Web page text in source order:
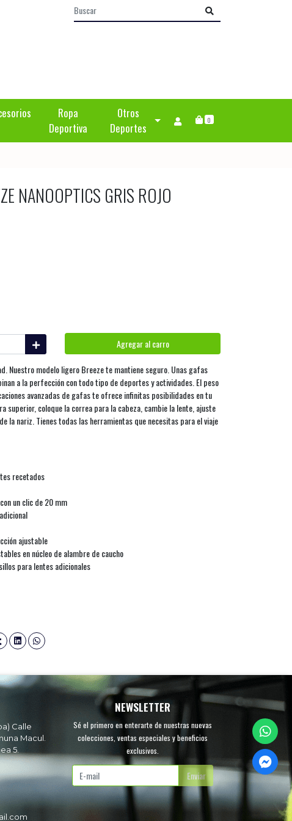
Ropa
Deportiva
Otros
Deportes
0
NANOOPTICS GRIS ROJO
Agregar al carro
Nuestro modelo ligero Breeze te mantiene seguro. Unas gafas
a la perfección con todo tipo de deportes y actividades. El peso
avanzadas de gafas te ofrece infinitas posibilidades en tu
superior, coloque la correa para la cabeza, cambie la lente, ajuste
la nariz. Tienes todas las herramientas que necesitas para el viaje
recetados
un clic de 20 mm
ajustable
en núcleo de alambre de caucho
para lentes adicionales
Calle
Macul.
5.
NEWSLETTER
Sé el primero en enterarte de nuestras nuevas
colecciones, ventas especiales y beneficios
exclusivos.
Enviar